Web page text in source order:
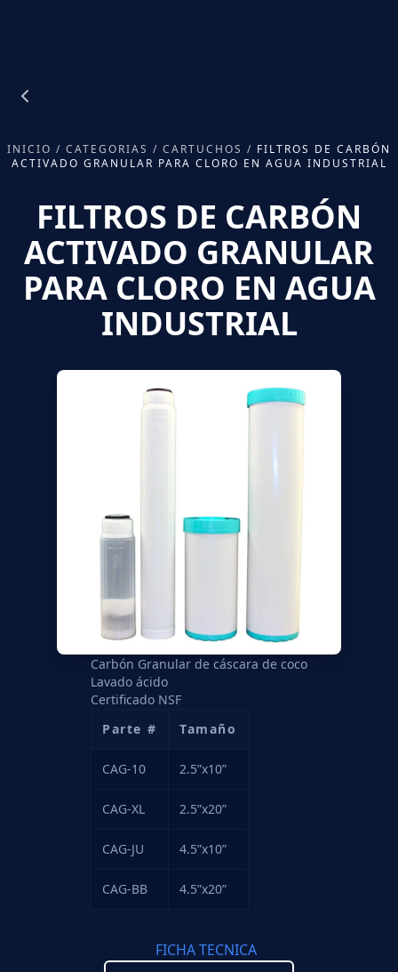
INICIO / CATEGORIAS / CARTUCHOS / FILTROS DE CARBÓN
ACTIVADO GRANULAR PARA CLORO EN AGUA INDUSTRIAL
FILTROS DE CARBÓN
ACTIVADO GRANULAR
PARA CLORO EN AGUA
INDUSTRIAL
Carbón Granular de cáscara de coco
Lavado ácido
Certificado NSF
Parte #
Tamaño
CAG-10 2.5”x10”
CAG-XL 2.5”x20”
CAG-JU 4.5”x10”
CAG-BB 4.5”x20”
FICHA TECNICA